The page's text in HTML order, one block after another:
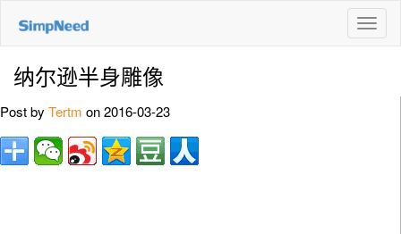
切
换
纳尔逊半身雕像
Post by Tertm on 2016-03-23